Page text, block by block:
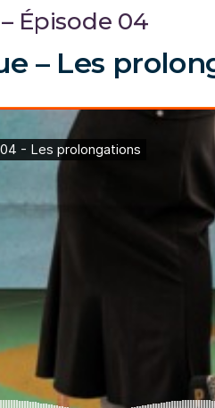
Épisode 04
– Les